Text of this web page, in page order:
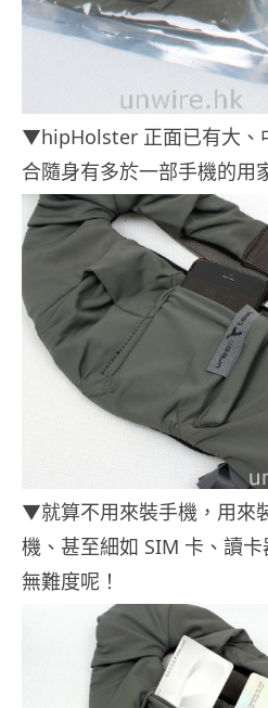
▼hipHolster 正面已有大、
合隨身有多於一部手機的用
▼就算不用來裝手機，用來
機、甚至細如 SIM 卡、讀
無難度呢！